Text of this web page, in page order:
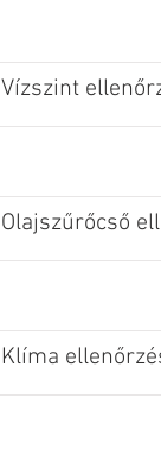
Vízszint
Olajszűrőcső
Klíma